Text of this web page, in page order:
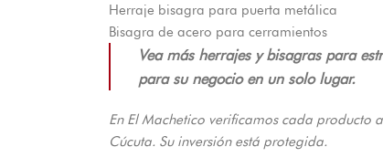
Herraje bisagra para puerta metálica
Bisagra de acero para cerramientos
Vea más herrajes y bisagras para
para su negocio en un solo lugar.
En El Machetico verificamos cada producto
Cúcuta. Su inversión está protegida.